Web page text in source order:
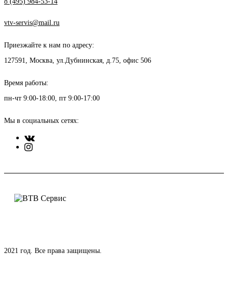
vtv-servis@mail.ru
Приезжайте к нам по адресу:
127591, Москва, ул.Дубнинская, д.75, офис 506
Время работы:
пн-чт 9:00-18:00, пт 9:00-17:00
Мы в социальных сетях:
2021 год. Все права защищены.